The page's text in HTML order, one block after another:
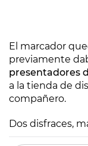
El marcador
previamente
presentadores
a la tienda de
compañero.
Dos disfraces,